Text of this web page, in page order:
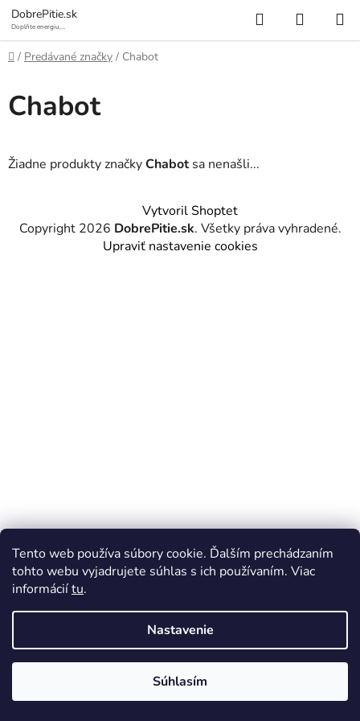
Tento web používa súbory cookie. Ďalším prechádzaním
tohto webu vyjadrujete súhlas s ich používaním. Viac
informáciítu.
Nastavenie
Súhlasím
Prejsť
na
obsah
DobrePitie.sk
Doplňte energiu,
Hľadať
KOŠÍK
Domov
/ Predávané značky / Chabot
Chabot
Žiadne produkty značkyChabotsa nenašli...
Vytvoril Shoptet
Copyright 2026 DobrePitie.sk. Všetky práva vyhradené.
Upraviť nastavenie cookies